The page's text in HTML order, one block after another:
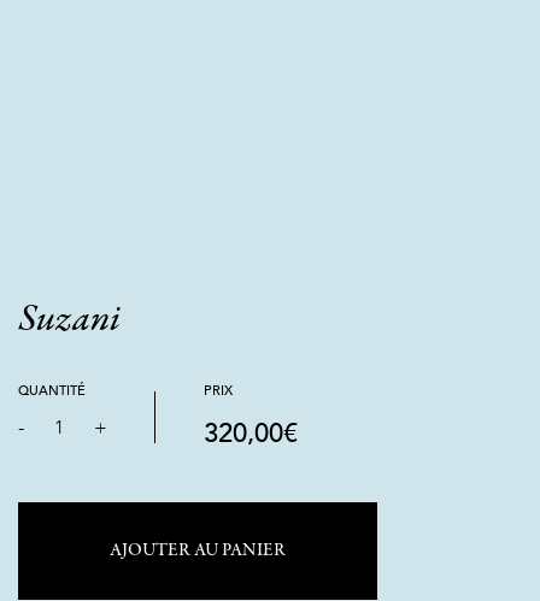
Suzani
QUANTITÉ
- 1 +
PRIX
320,00€
AJOUTER AU PANIER